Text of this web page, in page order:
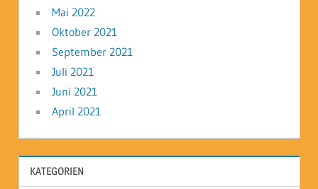
Mai 2022
Oktober 2021
September 2021
Juli 2021
Juni 2021
April 2021
KATEGORIEN